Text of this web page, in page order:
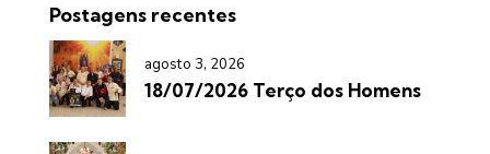
Postagens recentes
agosto 3, 2026
18/07/2026 Terço dos Homens